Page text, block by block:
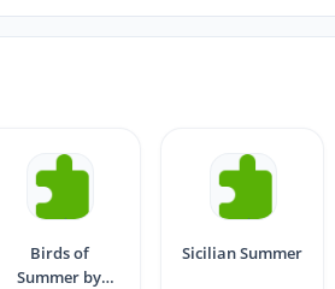
Birds of
Summer by
Sicilian Summer